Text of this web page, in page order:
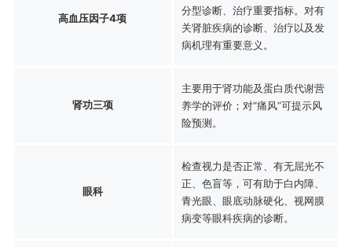
高血压因子4项
分型诊断、治疗重要指标。对有
关肾脏疾病的诊断、治疗以及发
病机理有重要意义。
肾功三项
主要用于肾功能及蛋白质代谢营
养学的评价；对“痛风”可提示风
险预测。
眼科
检查视力是否正常、有无屈光不
正、色盲等，可有助于白内障、
青光眼、眼底动脉硬化、视网膜
病变等眼科疾病的诊断。